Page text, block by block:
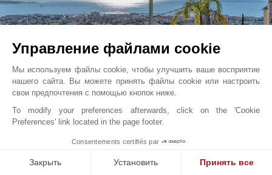
Гольф Жуан
Французская Ривьера, Франция
V7288CA
177 m² 1 335 m² 4 Спальни 5 Комнаты
Управление файлами cookie
Мы используем файлы cookie, чтобы улучшить ваше восприятие
нашего сайта. Вы можете принять файлы cookie или настроить
свои предпочтения с помощью кнопок ниже.
To modify your preferences afterwards, click on the 'Cookie
Preferences' link located in the page footer.
Consentements certifiés par
Закрыть Установить Принять все